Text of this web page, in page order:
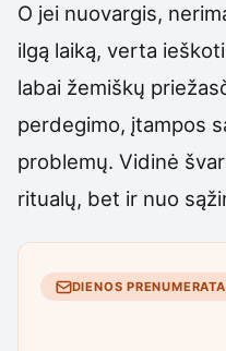
O jei nuovargis,
ilgą laiką, verta
labai žemiškų
perdegimo, įtampos
problemų. Vidinė
ritualų, bet ir nuo
DIENOS PRENUMERATA